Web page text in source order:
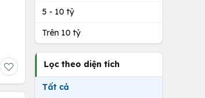
5 - 10 tỷ
Trên 10 tỷ
Lọc theo diện tích
Tất cả